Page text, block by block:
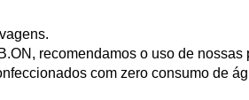
B.ON , recomendamos o uso de
com zero consumo de